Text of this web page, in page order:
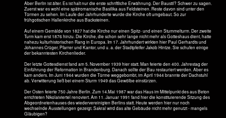
Damit ist die Kirche das älteste Gebäude
Berlins. (Text s. Oben)
Jetzt, Ostern 2014, wird die Nikolaikirche 750
Jahre alt. Genau Karfreitag. Am 18. April
erwähnt:
Ecclesia S. Nicolai confessoris in Berlin.